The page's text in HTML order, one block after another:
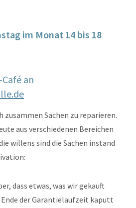
im Monat 14 bis 18
an
zusammen Sachen zu reparieren.
aus verschiedenen Bereichen
willens sind die Sachen instand
dass etwas, was wir gekauft
der Garantielaufzeit kaputt